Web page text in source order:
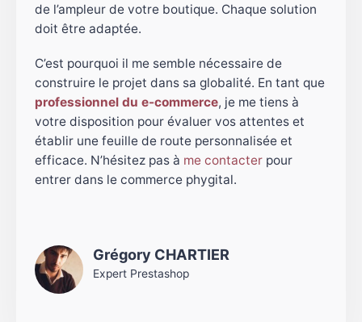
de l’ampleur de votre boutique. Chaque solution
doit être adaptée.
C’est pourquoi il me semble nécessaire de
construire le projet dans sa globalité. En tant que
professionnel du e-commerce, je me tiens à
votre disposition pour évaluer vos attentes et
établir une feuille de route personnalisée et
efficace. N’hésitez pas à me contacter pour
entrer dans le commerce phygital.
Grégory CHARTIER
Expert Prestashop